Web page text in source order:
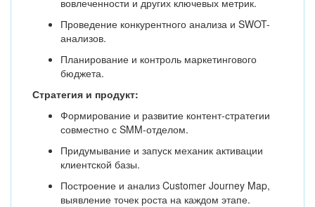
вовлеченности и других ключевых метрик.
Проведение конкурентного анализа и SWOT-
анализов.
Планирование и контроль маркетингового
бюджета.
Стратегия и продукт:
Формирование и развитие контент-стратегии
совместно с SMM-отделом.
Придумывание и запуск механик активации
клиентской базы.
Построение и анализ Customer Journey Map,
выявление точек роста на каждом этапе.